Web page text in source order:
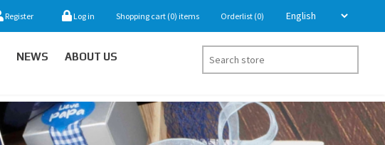
Register Log in Shopping cart (0) items Orderlist (0)
NEWS
ABOUT US